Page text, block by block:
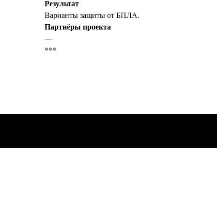
Результат
Варианты защиты от БПЛА.
Партнёры проекта
—
***